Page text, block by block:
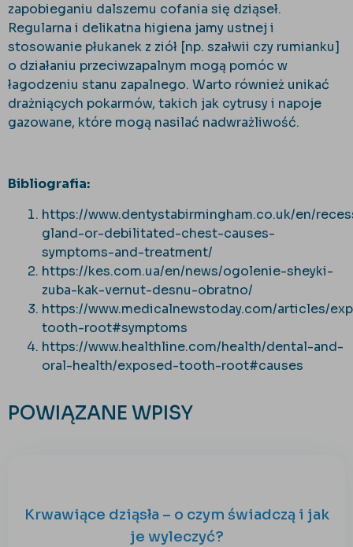
zapobieganiu dalszemu cofania się dziąseł.
Regularna i delikatna higiena jamy ustnej i
stosowanie płukanek z ziół [np. szałwii czy rumianku]
o działaniu przeciwzapalnym mogą pomóc w
łagodzeniu stanu zapalnego. Warto również unikać
drażniących pokarmów, takich jak cytrusy i napoje
gazowane, które mogą nasilać nadwrażliwość.
Bibliografia:
https://www.dentystabirmingham.co.uk/en/
gland-or-debilitated-chest-causes-
symptoms-and-treatment/
https://kes.com.ua/en/news/ogolenie-sheyki-
zuba-kak-vernut-desnu-obratno/
https://www.medicalnewstoday.com/articles/
tooth-root#symptoms
https://www.healthline.com/health/dental-and-
oral-health/exposed-tooth-root#causes
POWIĄZANE WPISY
Krwawiące dziąsła – o czym świadczą i jak
je wyleczyć?